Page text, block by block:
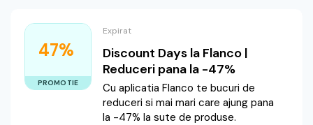
47%
PROMOTIE
Expirat
Discount Days la Flanco |
Reduceri pana la -47%
Cu aplicatia Flanco te bucuri de
reduceri si mai mari care ajung pana
la -47% la sute de produse.